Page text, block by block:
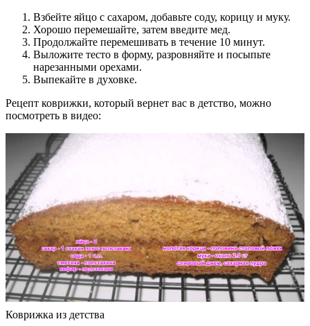
Взбейте яйцо с сахаром, добавьте соду, корицу и муку.
Хорошо перемешайте, затем введите мед.
Продолжайте перемешивать в течение 10 минут.
Выложите тесто в форму, разровняйте и посыпьте
нарезанными орехами.
Выпекайте в духовке.
Рецепт коврижки, который вернет вас в детство, можно
посмотреть в видео:
Коврижка из детства